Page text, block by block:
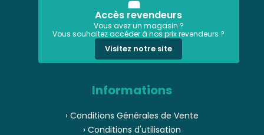
Accès revendeurs
Vous avez un magasin ?
Vous souhaitez accéder à nos prix revendeurs ?
Visitez notre site
Informations
› Conditions Générales de Vente
› Conditions d'utilisation